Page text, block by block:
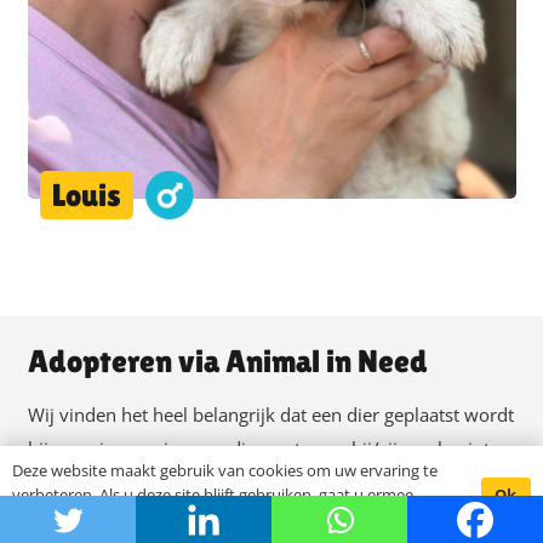
Louis
Adopteren via Animal in Need
Wij vinden het heel belangrijk dat een dier geplaatst wordt
bij een nieuwe eigenaar die weet waar hij/zij aan begint.
Daarom proberen wij zoveel mogelijk informatie te
verzamelen.
Deze website maakt gebruik van cookies om uw ervaring te
verbeteren. Als u deze site blijft gebruiken, gaat u ermee
akkoord.
Ok